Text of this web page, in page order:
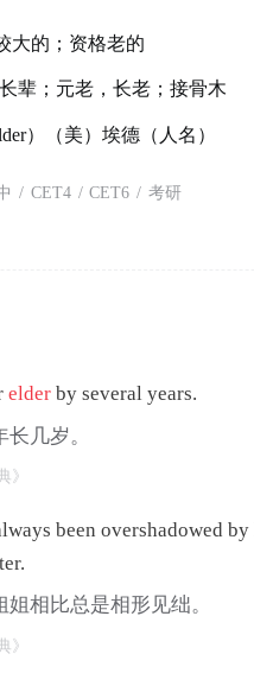
大的；资格老的
辈；元老，长老；接骨木
）（美）埃德（人名）
/ CET4 / CET6 / 考研
elder by several years.
几岁。
》
been overshadowed by
姐相比总是相形见绌。
》